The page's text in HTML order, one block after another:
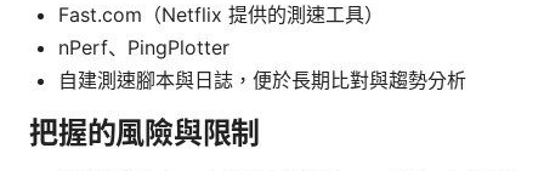
Fast.com（Netflix 提供的測速工具）
nPerf、PingPlotter
自建測速腳本與日誌，便於長期比對與趨勢分析
把握的風險與限制